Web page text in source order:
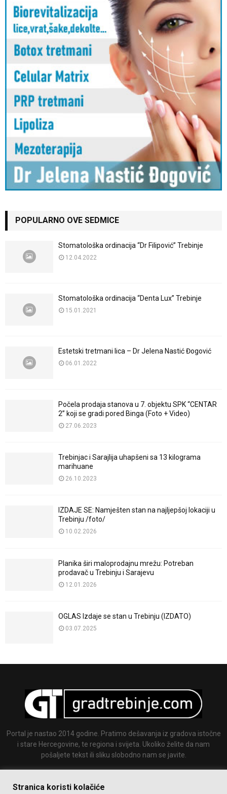
POPULARNO OVE SEDMICE
Stomatološka ordinacija “Dr Filipović” Trebinje
12.04.2022
Stomatološka ordinacija “Denta Lux” Trebinje
15.01.2021
Estetski tretmani lica – Dr Jelena Nastić Đogović
06.01.2022
Počela prodaja stanova u 7. objektu SPK “CENTAR
2” koji se gradi pored Binga (Foto + Video)
27.06.2023
Trebinjac i Sarajlija uhapšeni sa 13 kilograma
marihuane
26.10.2023
IZDAJE SE: Namješten stan na najljepšoj lokaciji u
Trebinju /foto/
10.02.2026
Planika širi maloprodajnu mrežu: Potreban
prodavač u Trebinju i Sarajevu
12.01.2026
OGLAS Izdaje se stan u Trebinju (IZDATO)
03.07.2025
Portal je nastao 2014 godine. Pratimo dešavanja iz gradova istočne
i stare Hercegovine, te regiona i svijeta. Ukoliko želite da nam
pošaljete tekst ili sliku slobodno nam se javite.
Stranica koristi kolačiće